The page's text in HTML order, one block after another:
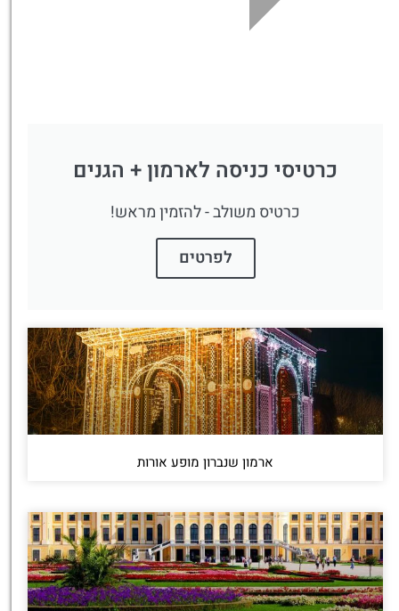
כרטיסי כניסה לארמון + הגנים
כרטיס משולב - להזמין מראש!
לפרטים
ארמון שנברון מופע אורות